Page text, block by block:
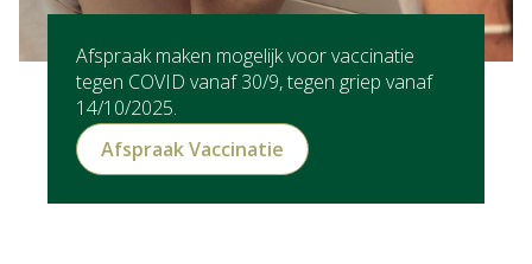
Afspraak maken mogelijk voor vaccinatie
tegen COVID vanaf 30/9, tegen griep vanaf
14/10/2025.
Afspraak Vaccinatie